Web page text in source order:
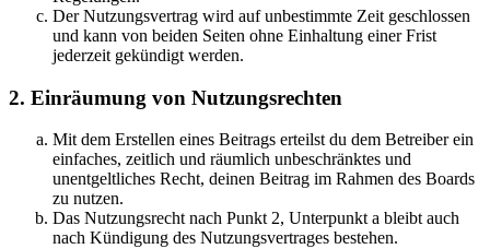
Der Nutzungsvertrag wird auf unbestimmte Zeit geschlossen
und kann von beiden Seiten ohne Einhaltung einer Frist
jederzeit gekündigt werden.
2. Einräumung von Nutzungsrechten
Mit dem Erstellen eines Beitrags erteilst du dem Betreiber ein
einfaches, zeitlich und räumlich unbeschränktes und
unentgeltliches Recht, deinen Beitrag im Rahmen des Boards
zu nutzen.
Das Nutzungsrecht nach Punkt 2, Unterpunkt a bleibt auch
nach Kündigung des Nutzungsvertrages bestehen.